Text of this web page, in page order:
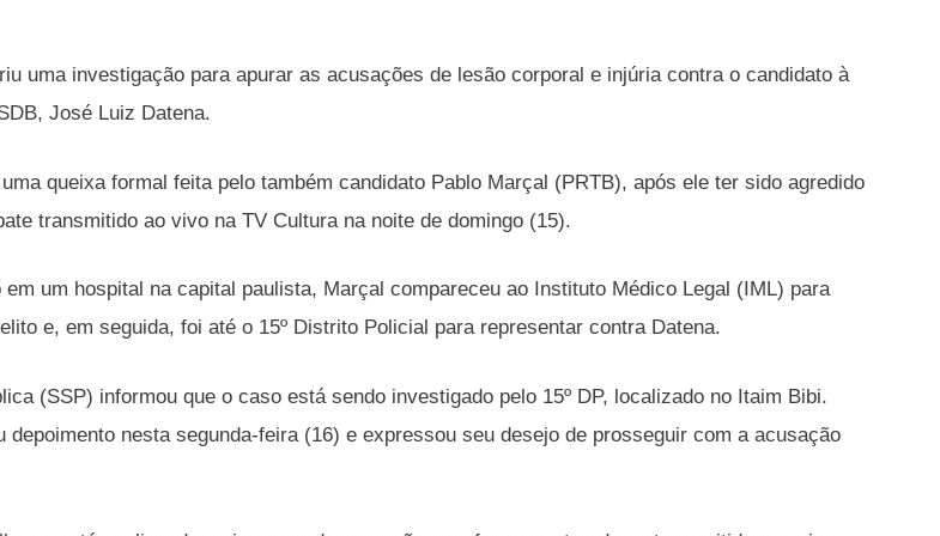
uma investigação para apurar as acusações de lesão corporal e injúria contra o candidato à
José Luiz Datena.
queixa formal feita pelo também candidato Pablo Marçal (PRTB), após ele ter sido agredido
transmitido ao vivo na TV Cultura na noite de domingo (15).
em um hospital na capital paulista, Marçal compareceu ao Instituto Médico Legal (IML) para
e, em seguida, foi até o 15º Distrito Policial para representar contra Datena.
(SSP) informou que o caso está sendo investigado pelo 15º DP, localizado no Itaim Bibi.
depoimento nesta segunda-feira (16) e expressou seu desejo de prosseguir com a acusação